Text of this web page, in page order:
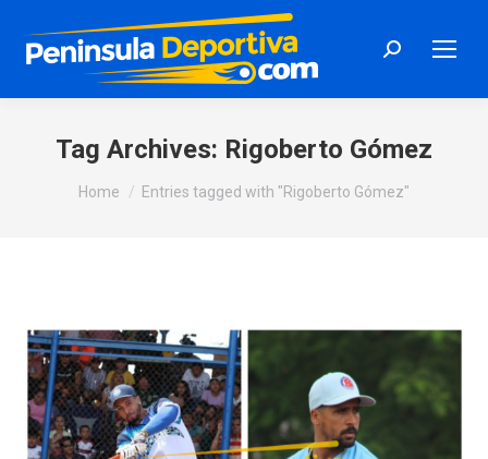
Search:
Tag Archives: Rigoberto Gómez
You are here:
Home Entries tagged with "Rigoberto Gómez"